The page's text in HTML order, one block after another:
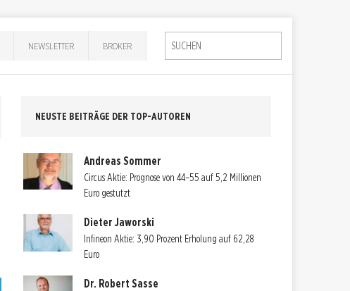
NEWSLETTER BROKER
NEUSTE BEITRÄGE DER TOP-AUTOREN
Andreas Sommer
Circus Aktie: Prognose von 44–55 auf 5,2 Millionen
Euro gestutzt
Dieter Jaworski
Infineon Aktie: 3,90 Prozent Erholung auf 62,28
Euro
Dr. Robert Sasse